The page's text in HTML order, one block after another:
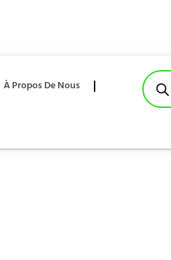
À Propos De Nous